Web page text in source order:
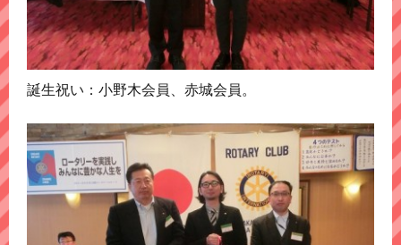
誕生祝い：小野木会員、赤城会員。